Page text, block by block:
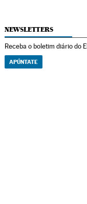
NEWSLETTERS
Receba o boletim diário do
APÚNTATE